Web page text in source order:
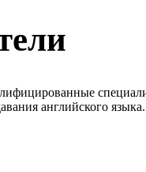
английского языка.